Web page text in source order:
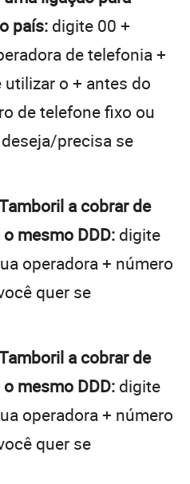
país: digite 00 +
de telefonia +
o + antes do
de telefone fixo ou
precisa se
a cobrar de
mesmo DDD: digite
operadora + número
quer se
a cobrar de
mesmo DDD: digite
operadora + número
quer se